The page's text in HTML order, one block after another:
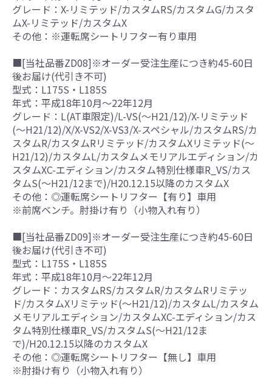
グレード：X-リミテッド/カスタムRS/カスタムG/カスタ
ムX-リミテッド/カスタムX
その他：※運転席シートリフター有り車用
■[当社品番ZD08]※オーダー受注生産につき約45-60日
後お届け(代引き不可)
型式：L175S・L185S
年式：平成18年10月～22年12月
グレード：L(AT車限定)/L-VS(～H21/12)/X-リミテッド
(～H21/12)/X/X-VS2/X-VS3/X-スペシャル/カスタムRS/カ
スタムR/カスタムRリミテッド/カスタムXリミテッド(～
H21/12)/カスタムL/カスタムメモリアルエディション/カ
スタムXC-エディション/カスタム特別仕様車R_VS/カス
タムS(～H21/12まで)/H20.12.15以降のカスタムX
その他：◎運転席シートリフター【有り】車用
※前席ベンチ。肘掛け有り（小物入れ有り）
■[当社品番ZD09]※オーダー受注生産につき約45-60日
後お届け(代引き不可)
型式：L175S・L185S
年式：平成18年10月～22年12月
グレード：カスタムRS/カスタムR/カスタムRリミテッ
ド/カスタムXリミテッド(～H21/12)/カスタムL/カスタム
メモリアルエディション/カスタムXC-エディション/カス
タム特別仕様車R_VS/カスタムS(～H21/12ま
で)/H20.12.15以降のカスタムX
その他：◎運転席シートリフター【無し】車用
※肘掛け有り（小物入れ有り）